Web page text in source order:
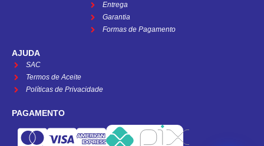
Entrega
Garantia
Formas de Pagamento
AJUDA
SAC
Termos de Aceite
Políticas de Privacidade
PAGAMENTO